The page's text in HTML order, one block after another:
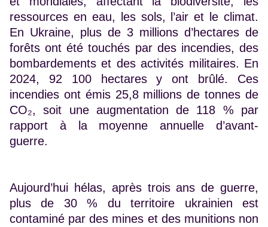
ressources en eau, les sols, l’air et le climat.
En Ukraine, plus de 3 millions d’hectares de
forêts ont été touchés par des incendies, des
bombardements et des activités militaires. En
2024, 92 100 hectares y ont brûlé. Ces
incendies ont émis 25,8 millions de tonnes de
CO₂, soit une augmentation de 118 % par
rapport à la moyenne annuelle d’avant-
guerre.
Aujourd’hui hélas, après trois ans de guerre,
plus de 30 % du territoire ukrainien est
contaminé par des mines et des munitions non